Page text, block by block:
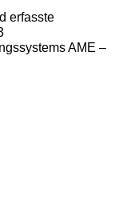
erfasste
AME –